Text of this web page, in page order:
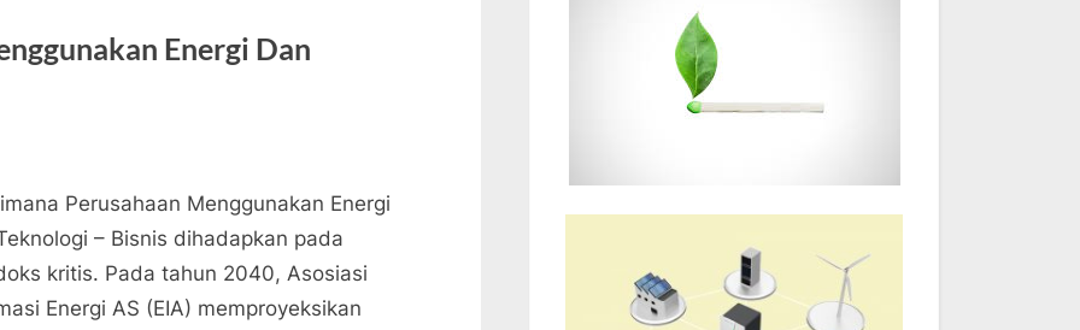
Energi Dan
Perusahaan Menggunakan Energi
– Bisnis dihadapkan pada
kritis. Pada tahun 2040, Asosiasi
Energi AS (EIA) memproyeksikan